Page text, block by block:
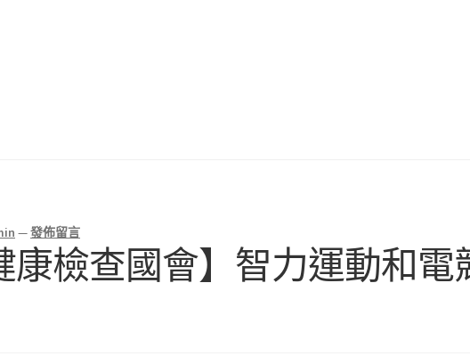
—發佈留言
康檢查國會】智力運動和